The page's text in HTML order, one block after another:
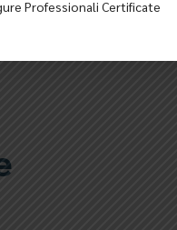
Professionali Certificate